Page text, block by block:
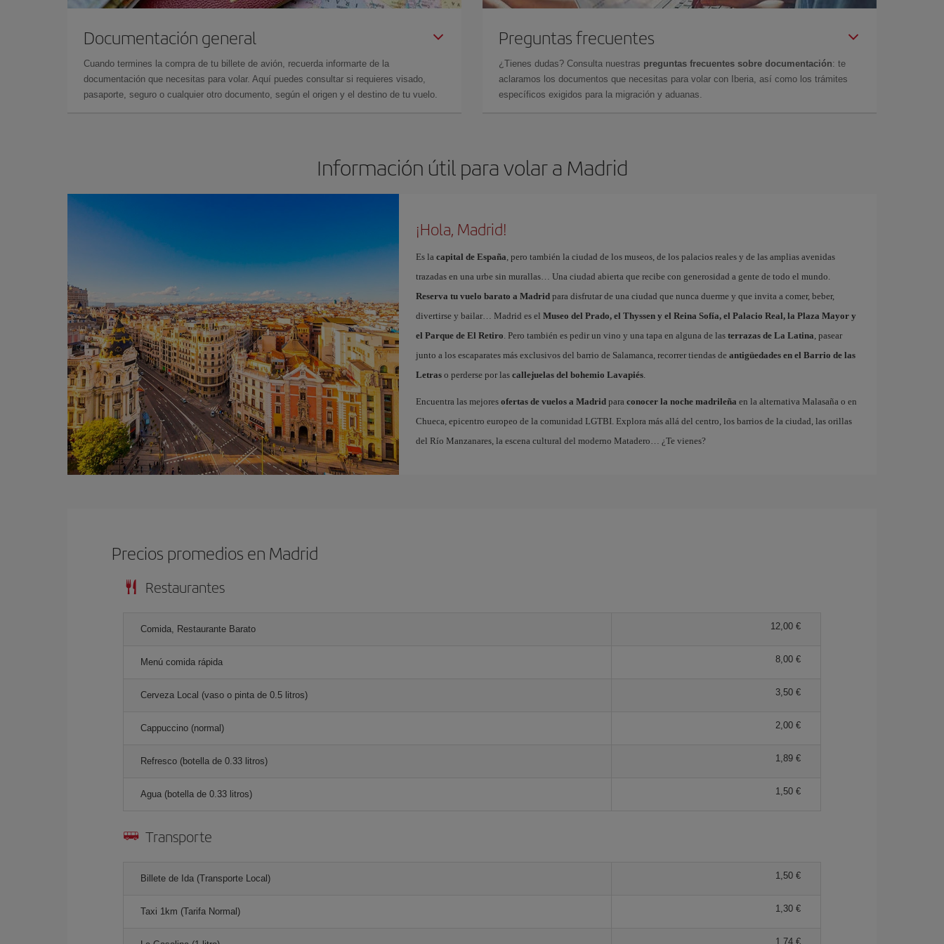
Documentación general
Cuando termines la compra de tu billete de avión, recuerda informarte de la
documentación que necesitas para volar. Aquí puedes consultar si requieres visado,
pasaporte, seguro o cualquier otro documento, según el origen y el destino de tu vuelo.
Preguntas frecuentes
¿Tienes dudas? Consulta nuestras preguntas frecuentes sobre documentación: te
aclaramos los documentos que necesitas para volar con Iberia, así como los trámites
específicos exigidos para la migración y aduanas.
Información útil para volar a Madrid
¡Hola, Madrid!
Es la capital de España, pero también la ciudad de los museos, de los palacios reales y de las amplias avenidas
trazadas en una urbe sin murallas… Una ciudad abierta que recibe con generosidad a gente de todo el mundo.
Reserva tu vuelo barato a Madridpara disfrutar de una ciudad que nunca duerme y que invita a comer, beber,
divertirse y bailar… Madrid es el Museo del Prado, el Thyssen y el Reina Sofía, el Palacio Real, la Plaza Mayor y
el Parque de El Retiro. Pero también es pedir un vino y una tapa en alguna de las terrazas de La Latina, pasear
junto a los escaparates más exclusivos del barrio de Salamanca, recorrer tiendas de antigüedades en el Barrio de las
Letraso perderse por las callejuelas del bohemio Lavapiés.
Encuentra las mejores ofertas de vuelos a Madridpara conocer la noche madrileña en la alternativa Malasaña o en
Chueca, epicentro europeo de la comunidad LGTBI. Explora más allá del centro, los barrios de la ciudad, las orillas
del Río Manzanares, la escena cultural del moderno Matadero… ¿Te vienes?
Precios promedios en Madrid
Restaurantes
Comida, Restaurante Barato 12,00 €
Menú comida rápida 8,00 €
Cerveza Local (vaso o pinta de 0.5 litros) 3,50 €
Cappuccino (normal) 2,00 €
Refresco (botella de 0.33 litros) 1,89 €
Agua (botella de 0.33 litros) 1,50 €
Transporte
Billete de Ida (Transporte Local) 1,50 €
Taxi 1km (Tarifa Normal) 1,30 €
1,74 €